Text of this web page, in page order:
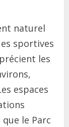
naturel
sportives
les
espaces
le Parc